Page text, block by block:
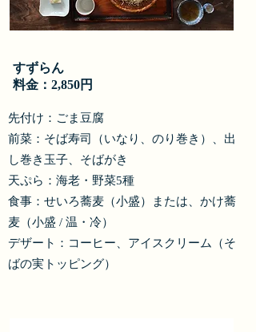
すずらん
​料金：2,850円
先付け：ごま豆腐
前菜：そば寿司（いなり、のり巻き）、出
し巻き玉子、そばがき
天ぷら：海老・野菜5種
食事：せいろ蕎麦（小盛）または、かけ蕎
麦（小盛 / 温・冷）
デザート：コーヒー、アイスクリーム（そ
ばの実トッピング）